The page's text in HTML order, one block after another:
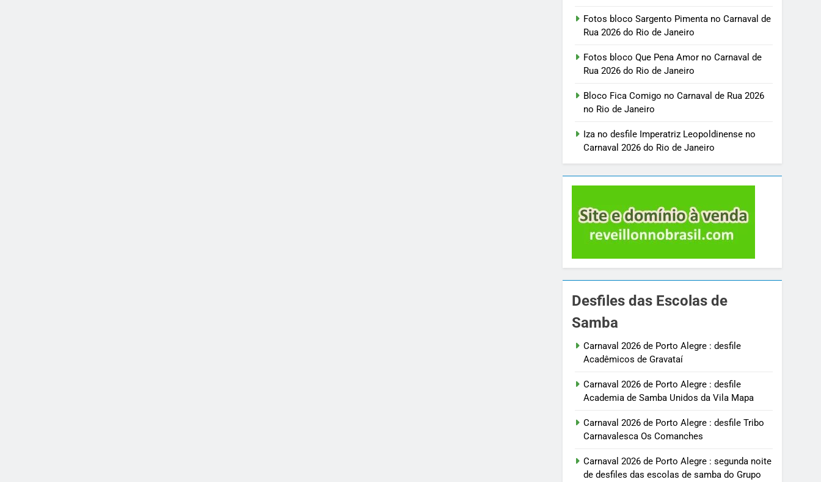
Fotos bloco Sargento Pimenta no Carnaval de
Rua 2026 do Rio de Janeiro
Fotos bloco Que Pena Amor no Carnaval de
Rua 2026 do Rio de Janeiro
Bloco Fica Comigo no Carnaval de Rua 2026
no Rio de Janeiro
Iza no desfile Imperatriz Leopoldinense no
Carnaval 2026 do Rio de Janeiro
Desfiles das Escolas de
Samba
Carnaval 2026 de Porto Alegre : desfile
Acadêmicos de Gravataí
Carnaval 2026 de Porto Alegre : desfile
Academia de Samba Unidos da Vila Mapa
Carnaval 2026 de Porto Alegre : desfile Tribo
Carnavalesca Os Comanches
Carnaval 2026 de Porto Alegre : segunda noite
de desfiles das escolas de samba do Grupo